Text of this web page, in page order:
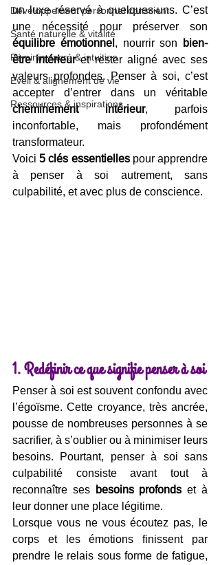
Développement personnel conscient
Santé naturelle & vitalité
Féminin sacré & intuition
Éveil & alignement de vie
Ressources & inspirations
un luxe réservé à quelques-uns. C’est
équilibre émotionnel, nourrir son bien-
être intérieur et rester aligné avec ses
valeurs profondes. Penser à soi, c’est
cheminement intérieur, parfois
inconfortable, mais profondément
transformateur.
Voici 5 clés essentielles pour apprendre
à penser à soi autrement, sans
culpabilité, et avec plus de conscience.
1. Redéfinir ce que signifie penser à soi
Penser à soi est souvent confondu avec
l’égoïsme. Cette croyance, très ancrée,
pousse de nombreuses personnes à se
sacrifier, à s’oublier ou à minimiser leurs
besoins. Pourtant, penser à soi sans
culpabilité consiste avant tout à
reconnaître ses besoins profonds et à
leur donner une place légitime.
Lorsque vous ne vous écoutez pas, le
corps et les émotions finissent par
prendre le relais sous forme de fatigue,